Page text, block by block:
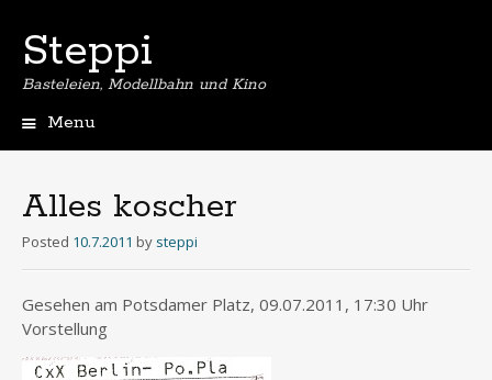
Steppi
Basteleien, Modellbahn und Kino
Menu
Alles koscher
Posted 10.7.2011 by steppi
Gesehen am Potsdamer Platz, 09.07.2011, 17:30 Uhr
Vorstellung